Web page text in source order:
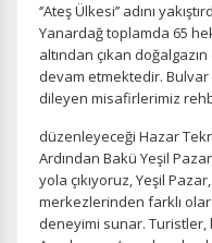
ÇEREZ KULLANIM
Çerez
Daha fazla bilgi için
gizlilik koşullarını
Zorunlu Çerezler
‘’Ateş Ülkesi’’ adını
Yanardağ toplamda 65
altından çıkan
devam etmektedir.
dileyen misafirlerimiz
düzenleyeceği Hazar
Ardından Bakü Yeşil
yola çıkıyoruz, Yeşil
merkezlerinden farklı
deneyimi sunar.